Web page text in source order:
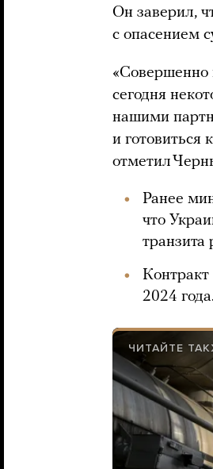
Он заверил,
с опасением
«Совершенно
сегодня
нашими
и
отметил
Ранее
что
транзита
2024 года.
ЧИТАЙТЕ